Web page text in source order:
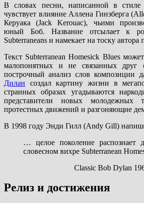
В словах песни, написанной в стиле
чувствует влияние Аллена Гинзберга
Керуака (Jack Kerouac), чьими
юный Боб. Название отсылает к
Subterraneans и намекает на тоску автора
Текст Subterranean Homesick Blues
малопонятных и не связанных
построчный анализ слов композиции
Дилан создал картину жизни в
странных образах угадываются
представители новых молодежных
протестных движений и разгоняющие
В 1998 году Энди Гилл (Andy Gill)
… целое поколение распознает
словесном вихре Subterranean
Classic Bob Dylan
Релиз и достижения